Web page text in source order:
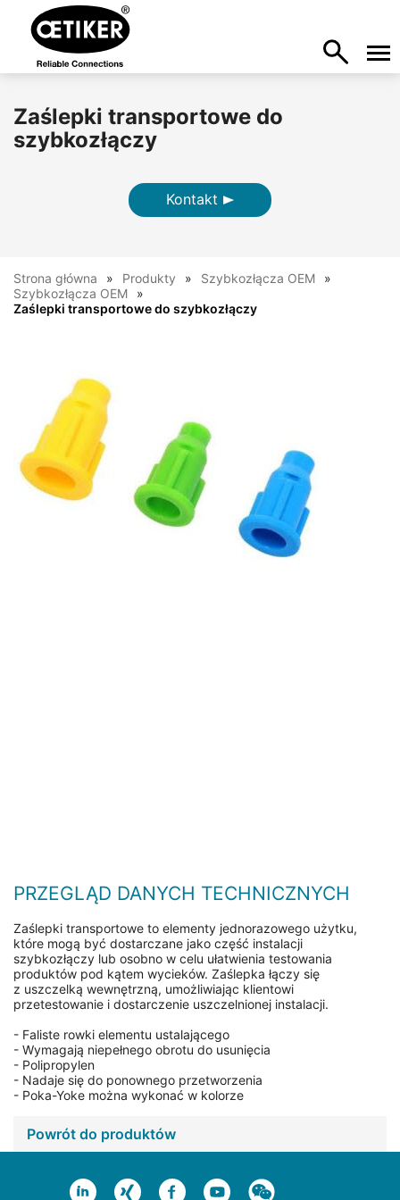
Zaślepki transportowe do
szybkozłączy
Kontakt
Strona główna Produkty
Szybkozłącza OEM
Szybkozłącza OEM
Zaślepki transportowe do szybkozłączy
PRZEGLĄD DANYCH TECHNICZNYCH
Zaślepki transportowe to elementy jednorazowego użytku,
które mogą być dostarczane jako część instalacji
szybkozłączy lub osobno w celu ułatwienia testowania
produktów pod kątem wycieków. Zaślepka łączy się
z uszczelką wewnętrzną, umożliwiając klientowi
przetestowanie i dostarczenie uszczelnionej instalacji.
- Faliste rowki elementu ustalającego
- Wymagają niepełnego obrotu do usunięcia
- Polipropylen
- Nadaje się do ponownego przetworzenia
- Poka-Yoke można wykonać w kolorze
Powrót do produktów